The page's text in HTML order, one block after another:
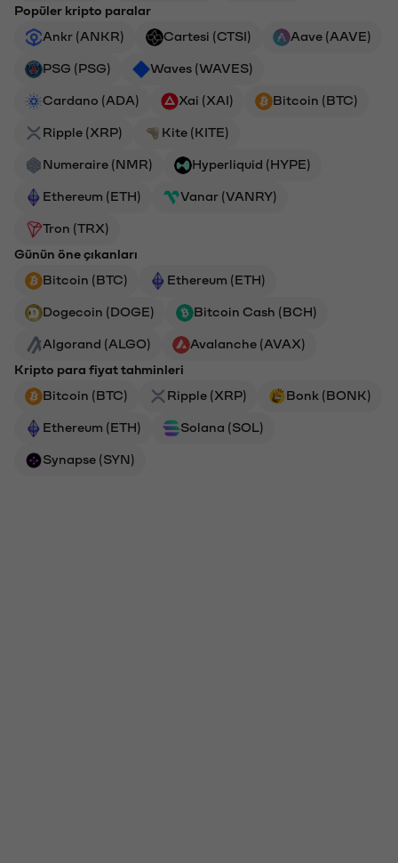
Popüler kripto paralar
Ankr (ANKR)
Cartesi (CTSI) Aave (AAVE)
PSG (PSG) Waves (WAVES)
Cardano (ADA) Xai (XAI) Bitcoin (BTC)
Ripple (XRP) Kite (KITE)
Numeraire (NMR) Hyperliquid (HYPE)
Ethereum (ETH) Vanar (VANRY)
Tron (TRX)
Günün öne çıkanları
Bitcoin (BTC)
Ethereum (ETH)
Dogecoin (DOGE) Bitcoin Cash (BCH)
Algorand (ALGO)
Avalanche (AVAX)
Kripto para fiyat tahminleri
Bitcoin (BTC)
Ripple (XRP) Bonk (BONK)
Ethereum (ETH) Solana (SOL)
Synapse (SYN)